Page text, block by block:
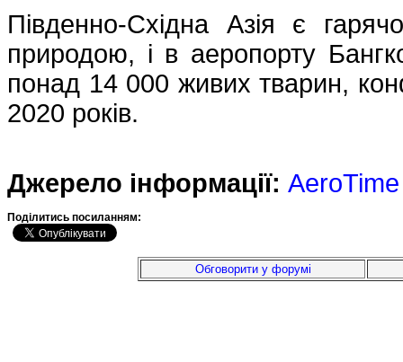
Південно-Східна Азія є
природою, і в аеропорту
понад 14 000 живих тварин,
2020 років.
Джерело інформації: AeroTime
Подiлитись посиланням:
Обговорити у форумі